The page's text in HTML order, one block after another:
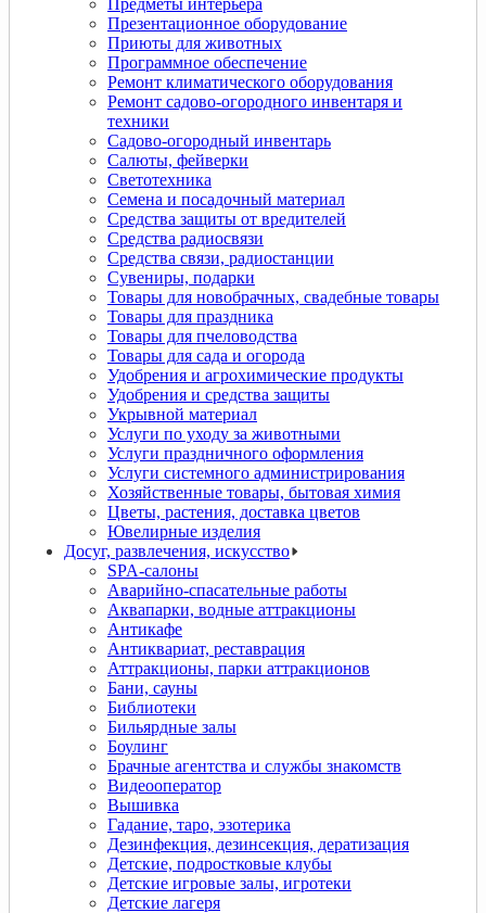
Предметы интерьера
Презентационное оборудование
Приюты для животных
Программное обеспечение
Ремонт климатического оборудования
Ремонт садово-огородного инвентаря и
техники
Садово-огородный инвентарь
Салюты, фейверки
Светотехника
Семена и посадочный материал
Средства защиты от вредителей
Средства радиосвязи
Средства связи, радиостанции
Сувениры, подарки
Товары для новобрачных, свадебные товары
Товары для праздника
Товары для пчеловодства
Товары для сада и огорода
Удобрения и агрохимические продукты
Удобрения и средства защиты
Укрывной материал
Услуги по уходу за животными
Услуги праздничного оформления
Услуги системного администрирования
Хозяйственные товары, бытовая химия
Цветы, растения, доставка цветов
Ювелирные изделия
Досуг, развлечения, искусство
SPA-салоны
Аварийно-спасательные работы
Аквапарки, водные аттракционы
Антикафе
Антиквариат, реставрация
Аттракционы, парки аттракционов
Бани, сауны
Библиотеки
Бильярдные залы
Боулинг
Брачные агентства и службы знакомств
Видеооператор
Вышивка
Гадание, таро, эзотерика
Дeзинфекция, дeзинсекция, дератизация
Детские, подростковые клубы
Детские игровые залы, игротеки
Детские лагеря